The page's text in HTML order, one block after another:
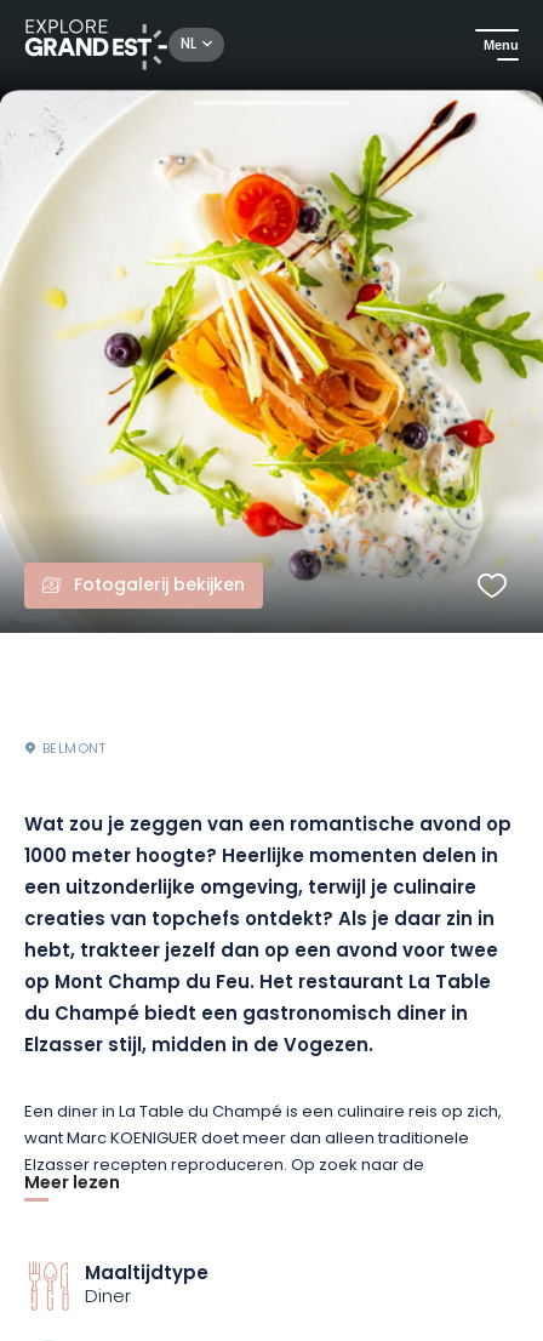
NL Menu
Kijk je ogen uit in de Grand Est Avond voor twee - Mont Champ du Feu****
Fotogalerij bekijken
BELMONT
Wat zou je zeggen van een romantische avond op
1000 meter hoogte? Heerlijke momenten delen in
een uitzonderlijke omgeving, terwijl je culinaire
creaties van topchefs ontdekt? Als je daar zin in
hebt, trakteer jezelf dan op een avond voor twee
op Mont Champ du Feu. Het restaurant La Table
du Champé biedt een gastronomisch diner in
Elzasser stijl, midden in de Vogezen.
Een diner in La Table du Champé is een culinaire reis op zich,
want Marc KOENIGUER doet meer dan alleen traditionele
Elzasser recepten reproduceren. Op zoek naar de
kwintessens van smaken waagt hij zich er liever aan om ze te
die u op deze uitzonderlijke avond kunt ontdekken.
Meer lezen
Maaltijdtype
Diner